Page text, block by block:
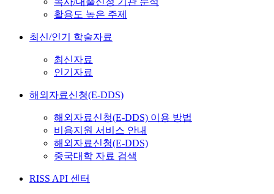
활용도 높은 주제
최신/인기 학술자료
최신자료
인기자료
해외자료신청(E-DDS)
해외자료신청(E-DDS) 이용 방법
비용지원 서비스 안내
해외자료신청(E-DDS)
중국대학 자료 검색
RISS API 센터